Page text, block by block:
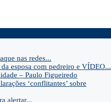
nas redes...
esposa com pedreiro e VÍDEO...
– Paulo Figueiredo
‘conflitantes’ sobre
alertar...